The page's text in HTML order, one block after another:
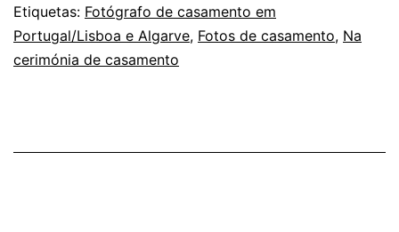
e
a
azáfama
Etiquetas: Fotógrafo de casamento em
Portugal/Lisboa e Algarve, Fotos de casamento, Na
cerimónia de casamento